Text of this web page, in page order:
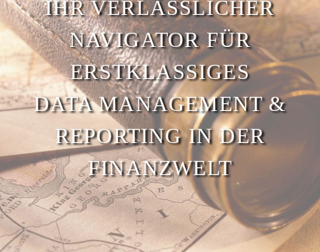
IHR VERLÄSSLICHER
NAVIGATOR FÜR
ERSTKLASSIGES
DATA MANAGEMENT &
REPORTING IN DER
FINANZWELT